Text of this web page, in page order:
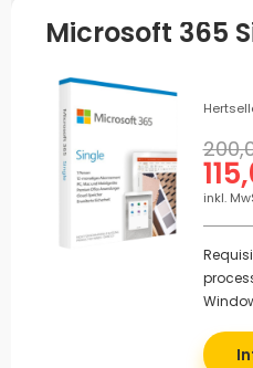
Microsoft 365
inkl.